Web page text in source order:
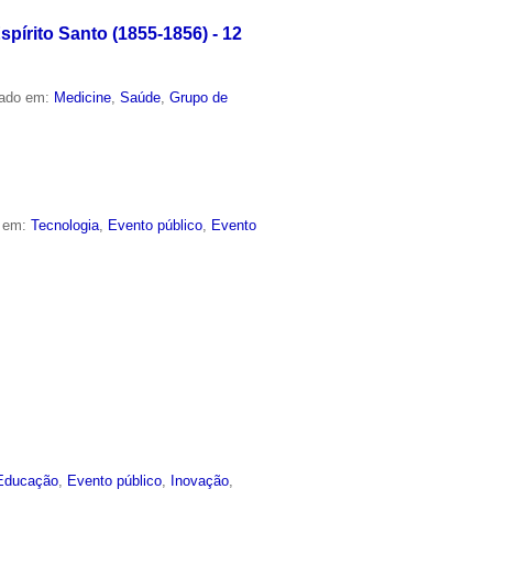
Santo (1855-1856) - 12
em: Medicine,Saúde,Grupo de
em:Tecnologia, Evento público, Evento
Evento público Inovação